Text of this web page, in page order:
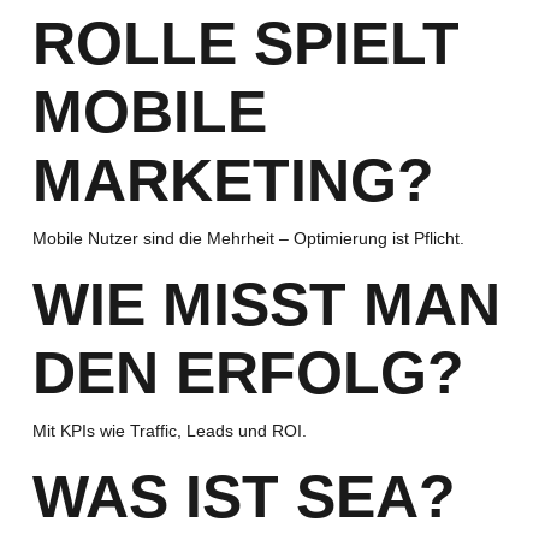
ROLLE SPIELT
MOBILE
MARKETING?
Mobile Nutzer sind die Mehrheit – Optimierung ist Pflicht.
WIE MISST MAN
DEN ERFOLG?
Mit KPIs wie Traffic, Leads und ROI.
WAS IST SEA?